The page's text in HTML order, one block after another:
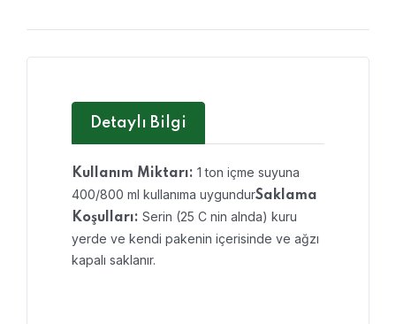
Detaylı Bilgi
Kullanım Miktarı: 1 ton içme suyuna
400/800 ml kullanıma uygundurSaklama
Koşulları: Serin (25 C nin alnda) kuru
yerde ve kendi pakenin içerisinde ve ağzı
kapalı saklanır.